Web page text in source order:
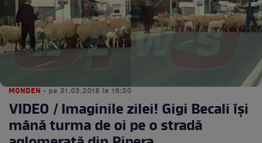
MONDEN • pe 31.03.2018 la 16:50
VIDEO / Imaginile zilei! Gigi Becali își
mână turma de oi pe o stradă